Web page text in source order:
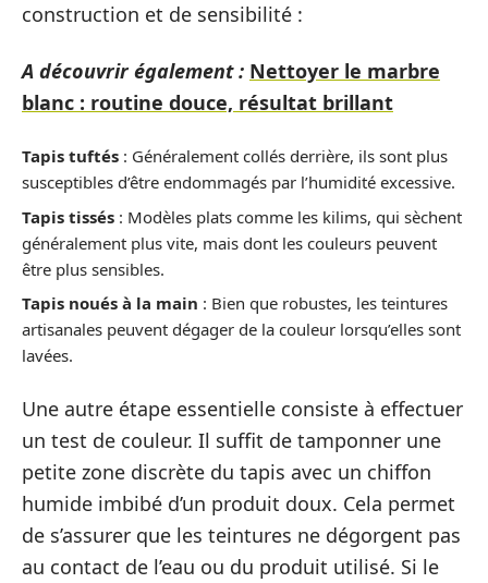
construction et de sensibilité :
A découvrir également : Nettoyer le marbre
blanc : routine douce, résultat brillant
Tapis tuftés : Généralement collés derrière, ils sont plus
susceptibles d’être endommagés par l’humidité excessive.
Tapis tissés : Modèles plats comme les kilims, qui sèchent
généralement plus vite, mais dont les couleurs peuvent
être plus sensibles.
Tapis noués à la main : Bien que robustes, les teintures
artisanales peuvent dégager de la couleur lorsqu’elles sont
lavées.
Une autre étape essentielle consiste à effectuer
un test de couleur. Il suffit de tamponner une
petite zone discrète du tapis avec un chiffon
humide imbibé d’un produit doux. Cela permet
de s’assurer que les teintures ne dégorgent pas
au contact de l’eau ou du produit utilisé. Si le